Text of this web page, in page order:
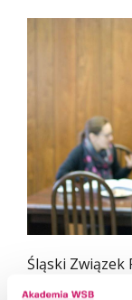
Śląski Związek
organizacja